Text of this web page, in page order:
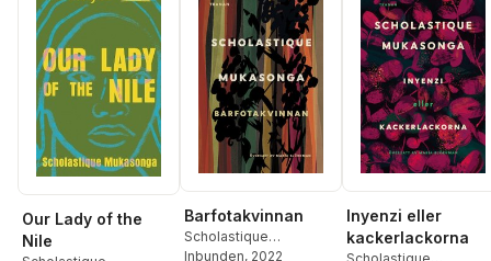
Our Lady of the
Nile
Barfotakvinnan
Scholastique
Mukasonga
Inbunden, 2022
Inyenzi eller
kackerlackorna